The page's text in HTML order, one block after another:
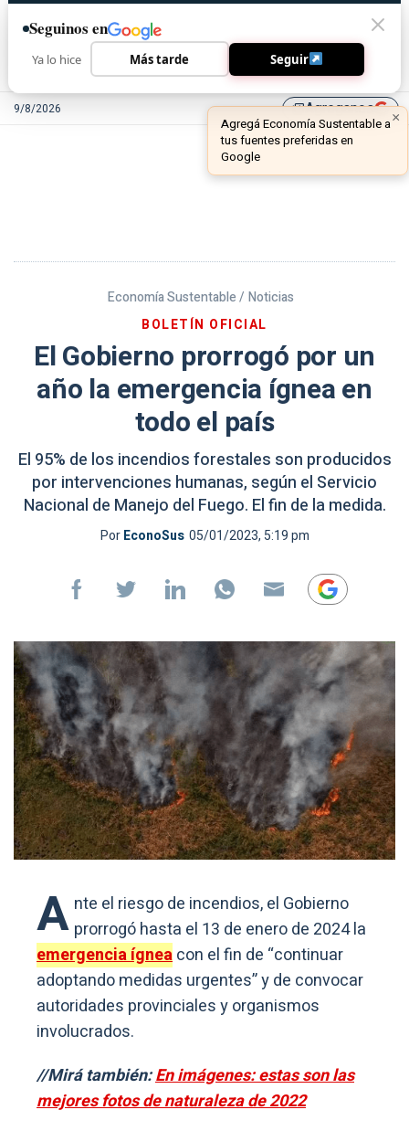
9/8/2026 library_addAgreganos
Economía Sustentable / Noticias
BOLETÍN OFICIAL
El Gobierno prorrogó por un
año la emergencia ígnea en
todo el país
El 95% de los incendios forestales son producidos
por intervenciones humanas, según el Servicio
Nacional de Manejo del Fuego. El fin de la medida.
PorEconoSus 05/01/2023, 5:19 pm
A nte el riesgo de incendios, el Gobierno
prorrogó hasta el 13 de enero de 2024 la
emergencia ígneacon el fin de “continuar
adoptando medidas urgentes” y de convocar
autoridades provinciales y organismos
involucrados.
//Mirá también:En imágenes: estas son las
mejores fotos de naturaleza de 2022
Seguinos en
Ya lo hice Más tarde Seguir